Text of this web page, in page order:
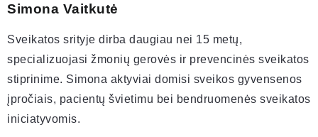
Simona Vaitkutė
Sveikatos srityje dirba daugiau nei 15 metų,
specializuojasi žmonių gerovės ir prevencinės sveikatos
stiprinime. Simona aktyviai domisi sveikos gyvensenos
įpročiais, pacientų švietimu bei bendruomenės sveikatos
iniciatyvomis.